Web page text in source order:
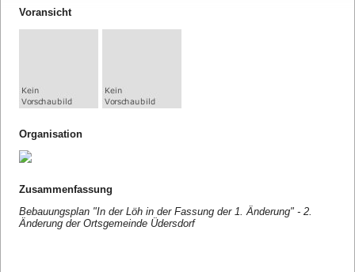
Voransicht
Organisation
Zusammenfassung
Bebauungsplan "In der Löh in der Fassung der 1. Änderung" - 2.
Änderung der Ortsgemeinde Üdersdorf